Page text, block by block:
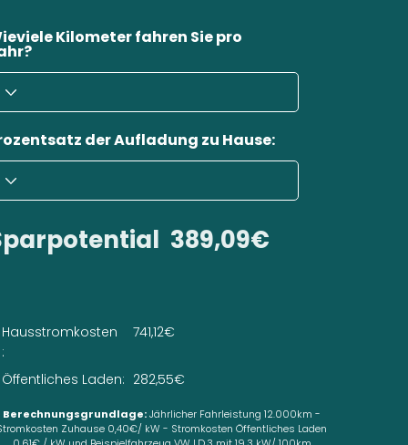
Kilometer fahren Sie pro
der Aufladung zu Hause:
389,09€
Hausstromkosten
:
Öffentliches Laden:
741,12€
282,55€
Berechnungsgrundlage:Jährlicher Fahrleistung 12.000km -
Zuhause 0,40€/ kW - Stromkosten Öffentliches Laden